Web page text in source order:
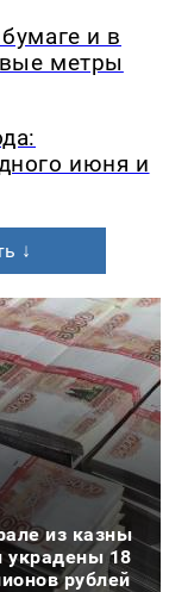
и в
метры
июня и
↓
из казны
украдены 18
рублей